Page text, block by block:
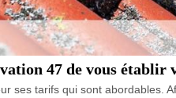
47 de vous
ses tarifs qui sont abordables.